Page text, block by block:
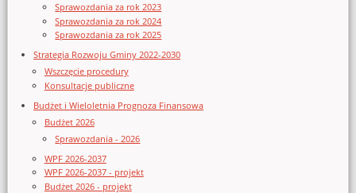
Sprawozdania za rok 2023
Sprawozdania za rok 2024
Sprawozdania za rok 2025
Strategia Rozwoju Gminy 2022-2030
Wszczęcie procedury
Konsultacje publiczne
Budżet i Wieloletnia Prognoza Finansowa
Budżet 2026
Sprawozdania - 2026
WPF 2026-2037
WPF 2026-2037 - projekt
Budżet 2026 - projekt